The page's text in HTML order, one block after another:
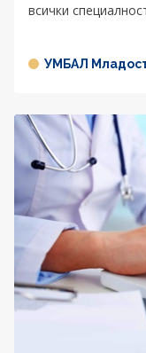
всички
УМБАЛ